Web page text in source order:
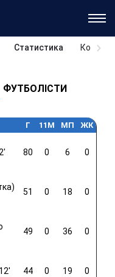
Статистика
ФУТБОЛІСТИ
Г 11M МП ЖК
80 0 6 0
51 0 18 0
49 0 36 0
44 0 19 0